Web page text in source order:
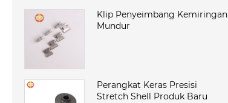
Klip Penyeimbang Kemiringan
Mundur
Perangkat Keras Presisi
Stretch Shell Produk Baru